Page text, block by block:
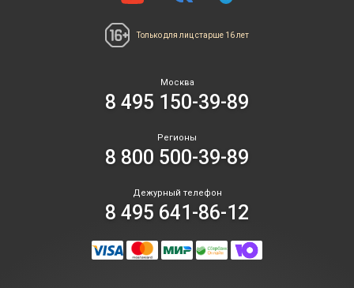
Только для лицстарше 16 лет
Москва
8 495 150-39-89
Регионы
8 800 500-39-89
Дежурный телефон
8 495 641-86-12